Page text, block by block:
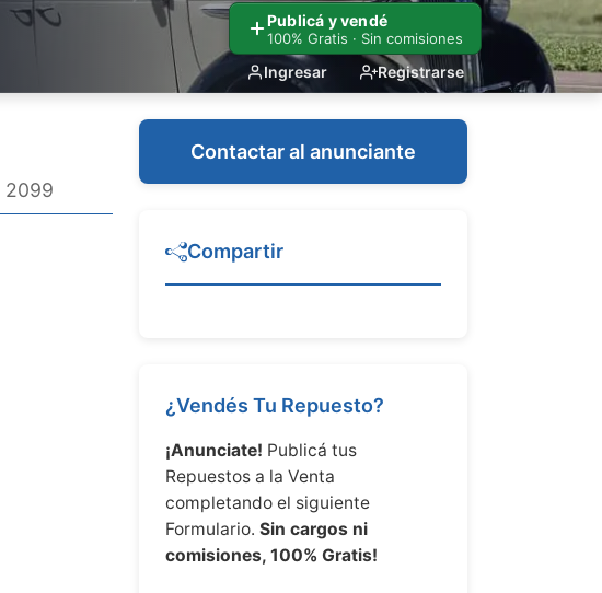
Publicá y vendé
100% Gratis · Sin comisiones
Ingresar Registrarse
2099
Contactar al anunciante
Compartir
¿Vendés Tu Repuesto?
¡Anunciate! Publicá tus
Repuestos a la Venta
completando el siguiente
Formulario. Sin cargos ni
comisiones, 100% Gratis!